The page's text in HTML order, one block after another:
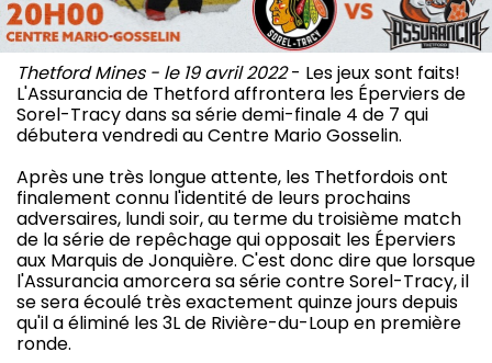
Thetford Mines - le 19 avril 2022- Les jeux sont faits!
L'Assurancia de Thetford affrontera les Éperviers de
Sorel-Tracy dans sa série demi-finale 4 de 7 qui
débutera vendredi au Centre Mario Gosselin.
Après une très longue attente, les Thetfordois ont
finalement connu l'identité de leurs prochains
adversaires, lundi soir, au terme du troisième match
de la série de repêchage qui opposait les Éperviers
aux Marquis de Jonquière. C'est donc dire que lorsque
l'Assurancia amorcera sa série contre Sorel-Tracy, il
se sera écoulé très exactement quinze jours depuis
qu'il a éliminé les 3L de Rivière-du-Loup en première
ronde.